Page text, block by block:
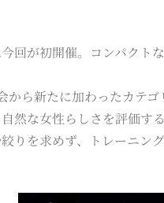
回が初開催。コンパクト
から新たに加わったカテ
然な女性らしさを評価す
りを求めず、トレーニン